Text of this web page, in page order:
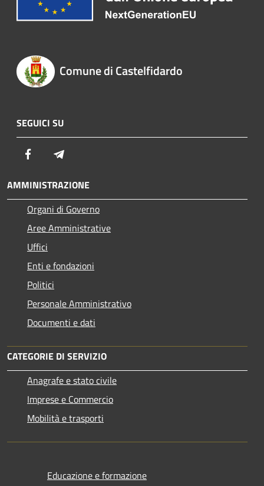
Comune di Castelfidardo
SEGUICI SU
Facebook
AMMINISTRAZIONE
Organi di Governo
Aree Amministrative
Uffici
Enti e fondazioni
Politici
Personale Amministrativo
Documenti e dati
CATEGORIE DI SERVIZIO
Anagrafe e stato civile
Imprese e Commercio
Mobilità e trasporti
Educazione e formazione